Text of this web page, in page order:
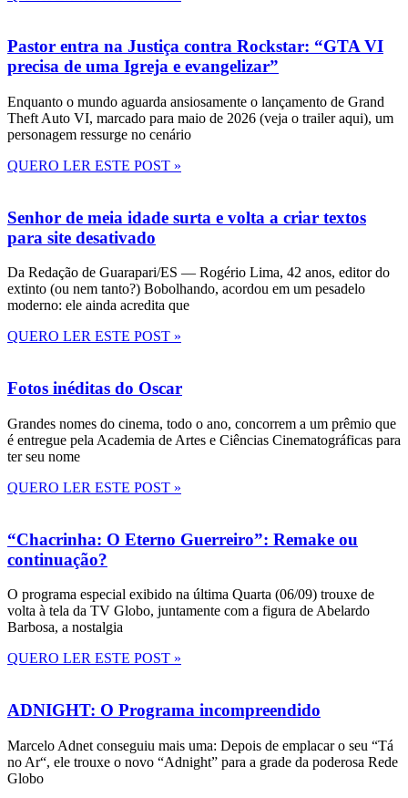
Pastor entra na Justiça contra Rockstar: “GTA VI
precisa de uma Igreja e evangelizar”
Enquanto o mundo aguarda ansiosamente o lançamento de Grand
Theft Auto VI, marcado para maio de 2026 (veja o trailer aqui), um
personagem ressurge no cenário
QUERO LER ESTE POST »
Senhor de meia idade surta e volta a criar textos
para site desativado
Da Redação de Guarapari/ES — Rogério Lima, 42 anos, editor do
extinto (ou nem tanto?) Bobolhando, acordou em um pesadelo
moderno: ele ainda acredita que
QUERO LER ESTE POST »
Fotos inéditas do Oscar
Grandes nomes do cinema, todo o ano, concorrem a um prêmio que
é entregue pela Academia de Artes e Ciências Cinematográficas para
ter seu nome
QUERO LER ESTE POST »
“Chacrinha: O Eterno Guerreiro”: Remake ou
continuação?
O programa especial exibido na última Quarta (06/09) trouxe de
volta à tela da TV Globo, juntamente com a figura de Abelardo
Barbosa, a nostalgia
QUERO LER ESTE POST »
ADNIGHT: O Programa incompreendido
Marcelo Adnet conseguiu mais uma: Depois de emplacar o seu “Tá
no Ar“, ele trouxe o novo “Adnight” para a grade da poderosa Rede
Globo